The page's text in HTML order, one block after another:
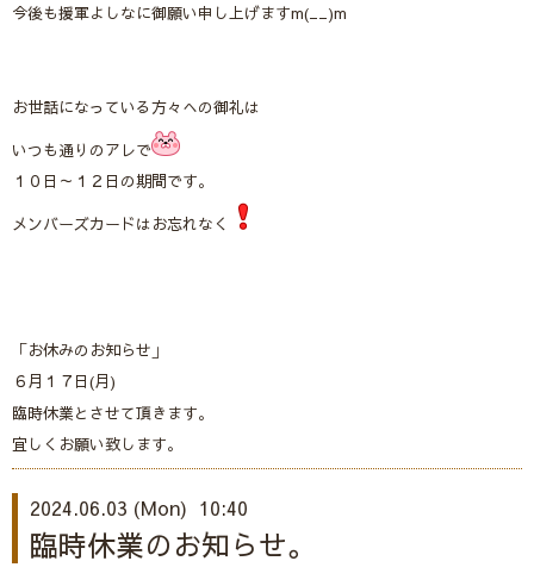
今後も援軍よしなに御願い申し上げますm(__)m
お世話になっている方々への御礼は
いつも通りのアレで
１０日～１２日の期間です。
メンバーズカードはお忘れなく
「お休みのお知らせ」
６月１７日(月)
臨時休業とさせて頂きます。
宜しくお願い致します。
2024.06.03 (Mon) 10:40
臨時休業のお知らせ。